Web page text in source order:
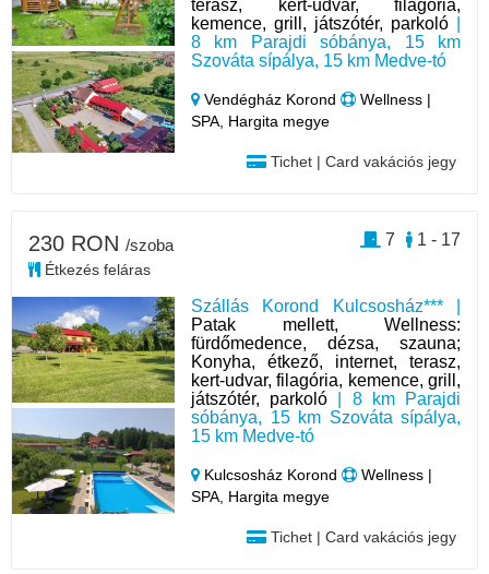
terasz, kert-udvar, filagória,
kemence, grill, játszótér, parkoló
8 km Parajdi sóbánya, 15 km
Szováta sípálya, 15 km Medve-tó
Vendégház Korond
Wellness |
SPA, Hargita megye
Tichet | Card vakációs jegy
Szállás Korond Kulcsosház*** |
Patak mellett, Wellness:
fürdőmedence, dézsa, szauna;
Konyha, étkező, internet, terasz,
kert-udvar, filagória, kemence, grill,
játszótér, parkoló | 8 km Parajdi
sóbánya, 15 km Szováta sípálya,
15 km Medve-tó
Kulcsosház Korond
Wellness |
SPA, Hargita megye
Tichet | Card vakációs jegy
230 RON /szoba
Étkezés feláras
1 - 17
7